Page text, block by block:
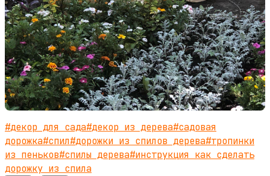
#декор для сада#декор из дерева#садовая
дорожка#спил#дорожки из спилов дерева#тропинки
из пеньков#спилы дерева#инструкция как сделать
дорожку из спила